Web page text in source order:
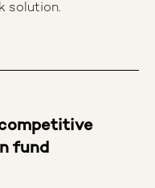
riktlinjer som Sverige
bolag har avslutats
exkludera bolaget.
för
i Etikrådets
Barnarbete
solution.
fund